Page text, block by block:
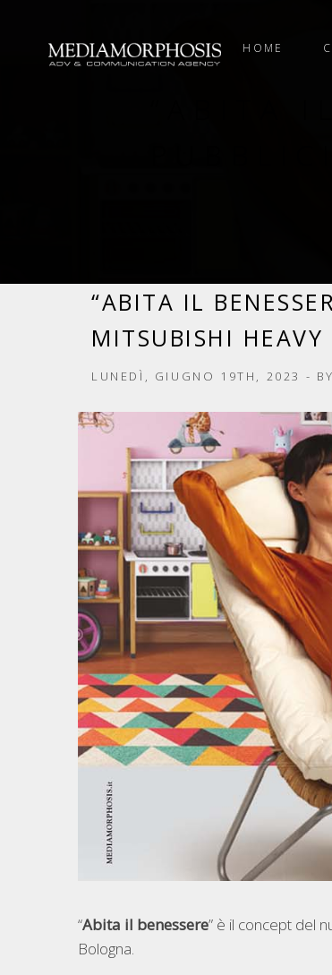
HOME
“ABITA IL
MITSUBISHI HEAVY
LUNEDÌ, GIUGNO 19TH, 2023 - BY
“Abita il benessere” è il concept del
Bologna.